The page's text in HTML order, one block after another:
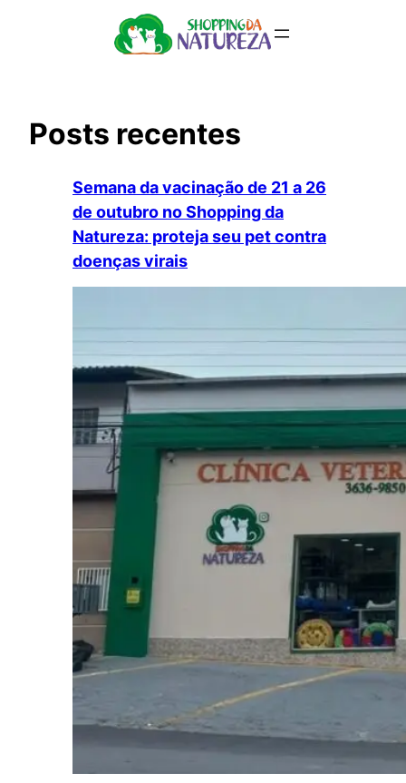
Posts recentes
Semana da vacinação de 21 a 26
de outubro no Shopping da
Natureza: proteja seu pet contra
doenças virais